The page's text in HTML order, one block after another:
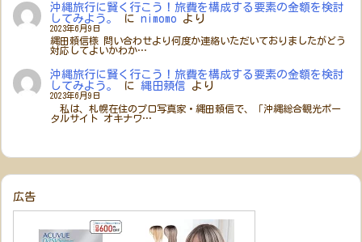
沖縄旅行に賢く行こう！旅費を構成する要素の金額を検討
してみよう。
に nimomo より
2023年6月9日
縄田頼信様 問い合わせより何度か連絡いただいておりましたがどう
対応してよいかわか…
沖縄旅行に賢く行こう！旅費を構成する要素の金額を検討
してみよう。
に 縄田頼信 より
2023年6月9日
私は、札幌在住のプロ写真家・縄田頼信で、「沖縄総合観光ポー
タルサイト オキナワ…
広告